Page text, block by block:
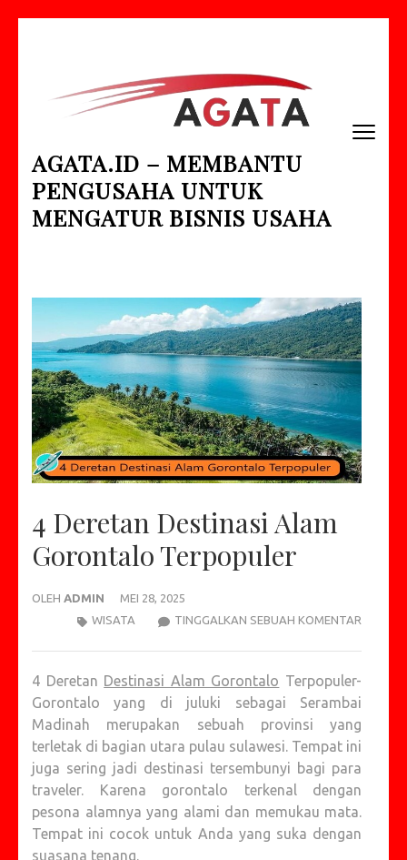
(Tekan
AGATA.ID – MEMBANTU
PENGUSAHA UNTUK
MENGATUR BISNIS USAHA
4 Deretan Destinasi Alam
Gorontalo Terpopuler
OLEH ADMIN
MEI 28, 2025
TINGGALKAN SEBUAH KOMENTAR
WISATA
4 Deretan Destinasi Alam Gorontalo Terpopuler-
Gorontalo yang di juluki sebagai Serambai
Madinah merupakan sebuah provinsi yang
terletak di bagian utara pulau sulawesi. Tempat ini
juga sering jadi destinasi tersembunyi bagi para
traveler. Karena gorontalo terkenal dengan
pesona alamnya yang alami dan memukau mata.
Tempat ini cocok untuk Anda yang suka dengan
suasana tenang.